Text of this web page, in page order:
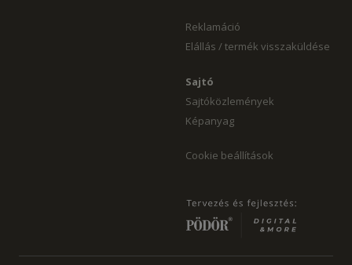
Reklamáció
Elállás / termék visszaküldése
Sajtó
Sajtóközlemények
Képanyag
Cookie beállítások